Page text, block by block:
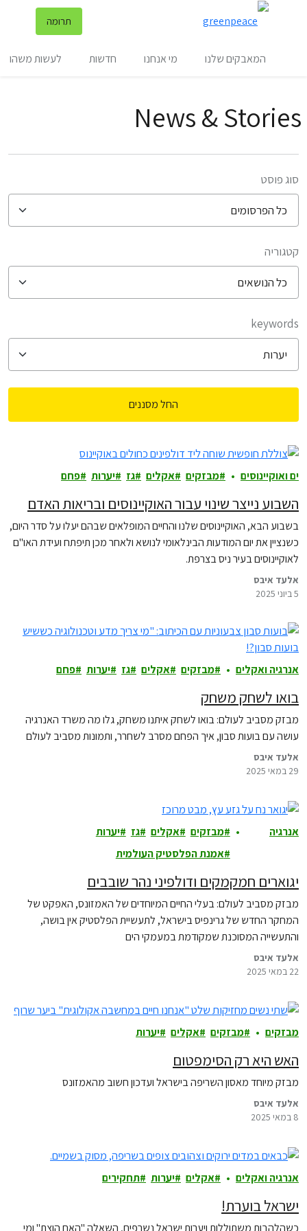
תרומה
המאבקים שלנו מי אנחנו חדשות לעשות משהו
News & Stories
סוג פוסט
קטגוריה
keywords
החל מסננים
filtered results
ים ואוקיינוסים מבזקים אקלים גז יערות פחם
השבוע נייצר שינוי עבור האוקיינוסים ובריאות האדם
בשבוע הבא, האוקיינוסים שלנו והחיים המופלאים שבהם יעלו על סדר היום,
כשנציין את יום המודעות הבינלאומי לנושא ולאחר מכן תיפתח ועידת האו"ם
לאוקיינוסים בעיר ניס בצרפת.
אלעד איבס
5 ביוני 2025
אנרגיה ואקלים מבזקים אקלים גז יערות פחם
בואו לשחק משחק
מבזק מסביב לעולם: בואו לשחק איתנו משחק, גלו מה משרד האנרגיה
עושה עם בועות סבון, איך הפחם מסרב לשחרר, ותמונות מסביב לעולם
אלעד איבס
29 במאי 2025
אנרגיה
מבזקים אקלים גז
יערות
אמנת הפלסטיק העולמית
יגוארים חמקמקים ודולפיני נהר שובבים
מבזק מסביב לעולם: בעלי החיים המיוחדים של האמזונס, האפקט של
המחקר החדש של גרינפיס בישראל, לתעשיית הפלסטיק אין בושה,
והתעשייה המסוכנת שמקודמת במעמקי הים
אלעד איבס
22 במאי 2025
מבזקים מבזקים אקלים יערות
האש היא רק הסימפטום
מבזק מיוחד מאסון השריפה בישראל ועדכון חשוב מהאמזונס
אלעד איבס
8 במאי 2025
אנרגיה ואקלים אקלים יערות תחקירים
ישראל בוערת!
כשהלהבות משתוללות ויערות ישראל נשרפים, השאלה "האם הוצת" ומי